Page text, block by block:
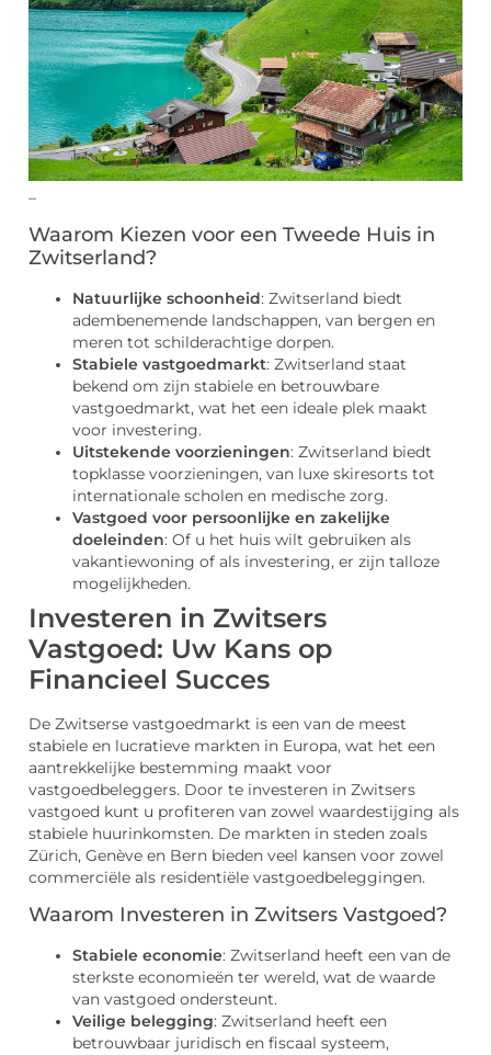
–
Waarom Kiezen voor een Tweede Huis in
Zwitserland?
Natuurlijke schoonheid: Zwitserland biedt
adembenemende landschappen, van bergen en
meren tot schilderachtige dorpen.
Stabiele vastgoedmarkt: Zwitserland staat
bekend om zijn stabiele en betrouwbare
vastgoedmarkt, wat het een ideale plek maakt
voor investering.
Uitstekende voorzieningen: Zwitserland biedt
topklasse voorzieningen, van luxe skiresorts tot
internationale scholen en medische zorg.
Vastgoed voor persoonlijke en zakelijke
doeleinden: Of u het huis wilt gebruiken als
vakantiewoning of als investering, er zijn talloze
mogelijkheden.
Investeren in Zwitsers
Vastgoed: Uw Kans op
Financieel Succes
De Zwitserse vastgoedmarkt is een van de meest
stabiele en lucratieve markten in Europa, wat het een
aantrekkelijke bestemming maakt voor
vastgoedbeleggers. Door te investeren in Zwitsers
vastgoed kunt u profiteren van zowel waardestijging als
stabiele huurinkomsten. De markten in steden zoals
Zürich, Genève en Bern bieden veel kansen voor zowel
commerciële als residentiële vastgoedbeleggingen.
Waarom Investeren in Zwitsers Vastgoed?
Stabiele economie: Zwitserland heeft een van de
sterkste economieën ter wereld, wat de waarde
van vastgoed ondersteunt.
Veilige belegging: Zwitserland heeft een
betrouwbaar juridisch en fiscaal systeem,